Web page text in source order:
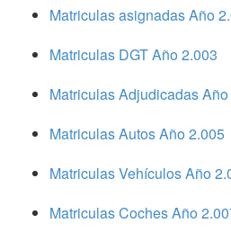
Matriculas asignadas Año
Matriculas DGT Año 2.003
Matriculas Adjudicadas
Matriculas Autos Año 2.005
Matriculas Vehículos Año
Matriculas Coches Año